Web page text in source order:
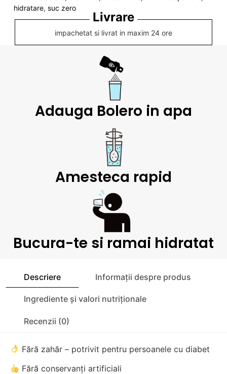
hidratare, suc zero
Livrare
impachetat si livrat in maxim 24 ore
Adauga Bolero in apa
Amesteca rapid
Bucura-te si ramai hidratat
Descriere Informații despre produs
Ingrediente și valori nutriționale
Recenzii (0)
Fără zahăr – potrivit pentru persoanele cu diabet
Fără conservanți artificiali